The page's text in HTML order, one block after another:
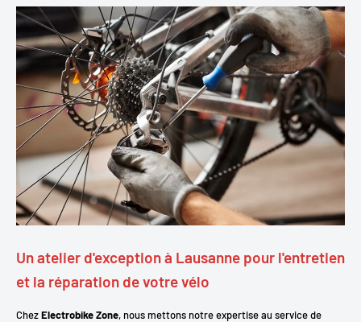
Un atelier d'exception à Lausanne pour l'entretien
et la réparation de votre vélo
ChezElectrobike Zone, nous mettons notre expertise au service de